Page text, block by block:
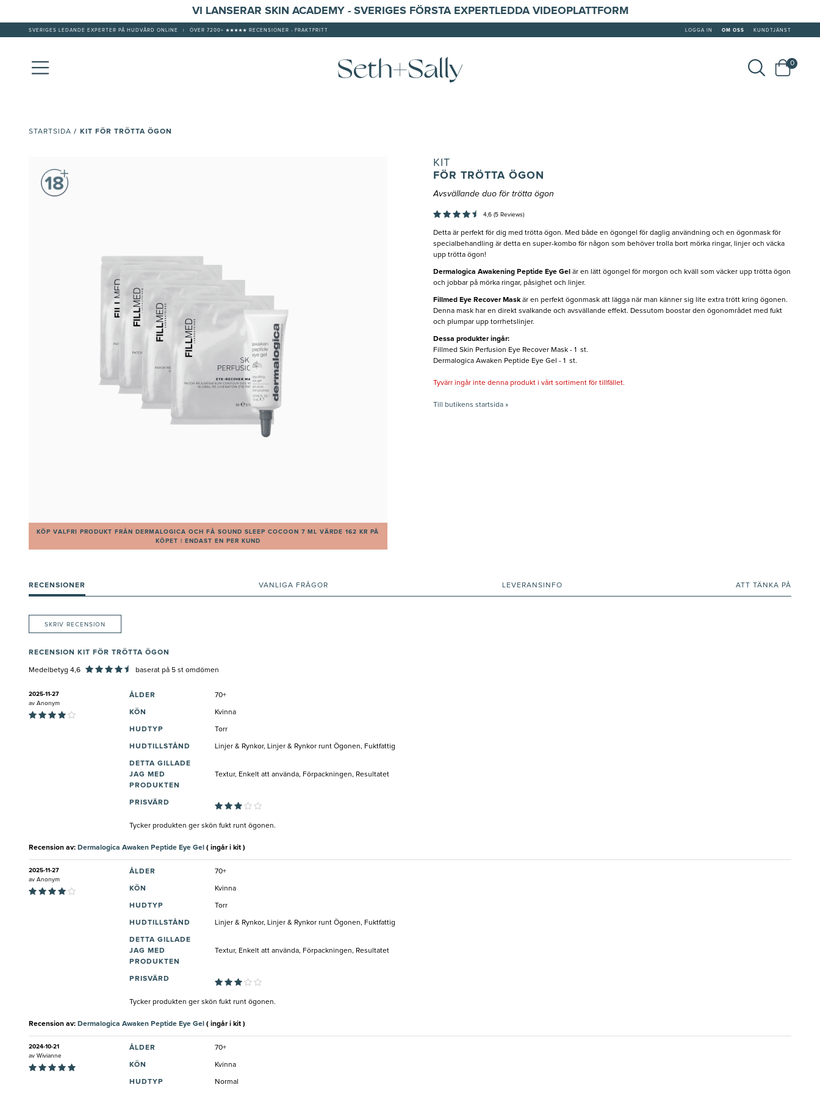
VI LANSERAR SKIN ACADEMY - SVERIGES FÖRSTA EXPERTLEDDA VIDEOPLATTFORM
SVERIGES LEDANDE EXPERTER PÅ HUDVÅRD ONLINE ÖVER 7200+ ★★★★★ RECENSIONER - FRAKTFRITT LOGGA IN OM OSS KUNDTJÄNST
0
STARTSIDA / KIT FÖR TRÖTTA ÖGON
KÖP VALFRI PRODUKT FRÅN DERMALOGICA OCH FÅ SOUND SLEEP COCOON 7 ML VÄRDE 162 KR PÅ
KÖPET | ENDAST EN PER KUND
KIT
FÖR TRÖTTA ÖGON
Avsvällande duo för trötta ögon
4,6 (5 Reviews)
Detta är perfekt för dig med trötta ögon. Med både en ögongel för daglig användning och en ögonmask för
specialbehandling är detta en super-kombo för någon som behöver trolla bort mörka ringar, linjer och väcka
upp trötta ögon!
Dermalogica Awakening Peptide Eye Gel är en lätt ögongel för morgon och kväll som väcker upp trötta ögon
och jobbar på mörka ringar, påsighet och linjer.
Fillmed Eye Recover Maskär en perfekt ögonmask att lägga när man känner sig lite extra trött kring ögonen.
Denna mask har en direkt svalkande och avsvällande effekt. Dessutom boostar den ögonområdet med fukt
och plumpar upp torrhetslinjer.
Dessa produkter ingår:
Fillmed Skin Perfusion Eye Recover Mask - 1 st.
Dermalogica Awaken Peptide Eye Gel - 1 st.
Tyvärr ingår inte denna produkt i vårt sortiment för tillfället.
Till butikens startsida »
RECENSIONER VANLIGA FRÅGOR LEVERANSINFO ATT TÄNKA PÅ
SKRIV RECENSION
RECENSION KIT FÖR TRÖTTA ÖGON
Medelbetyg 4,6 baserat på 5 st omdömen
2025-11-27
av Anonym
ÅLDER 70+
KÖN Kvinna
HUDTYP Torr
HUDTILLSTÅND Linjer & Rynkor, Linjer & Rynkor runt Ögonen, Fuktfattig
DETTA GILLADE
JAG MED
PRODUKTEN
Textur, Enkelt att använda, Förpackningen, Resultatet
PRISVÄRD
Tycker produkten ger skön fukt runt ögonen.
Recension av: Dermalogica Awaken Peptide Eye Gel ( ingår i kit )
2025-11-27
av Anonym
ÅLDER 70+
KÖN Kvinna
HUDTYP Torr
HUDTILLSTÅND Linjer & Rynkor, Linjer & Rynkor runt Ögonen, Fuktfattig
DETTA GILLADE
JAG MED
PRODUKTEN
Textur, Enkelt att använda, Förpackningen, Resultatet
PRISVÄRD
Tycker produkten ger skön fukt runt ögonen.
Recension av: Dermalogica Awaken Peptide Eye Gel ( ingår i kit )
2024-10-21
av Wivianne
ÅLDER 70+
KÖN Kvinna
HUDTYP Normal